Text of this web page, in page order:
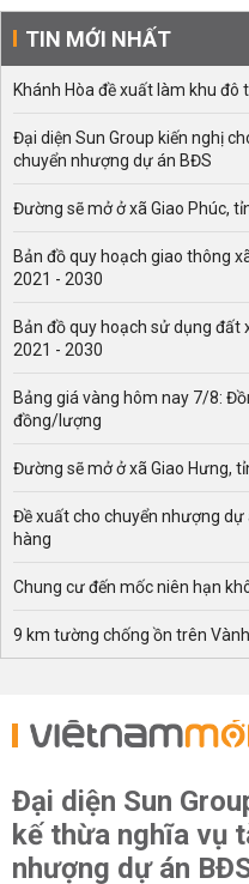
TIN MỚI NHẤT
Khánh Hòa đề xuất làm khu
Đại diện Sun Group kiến nghị
chuyển nhượng dự án BĐS
Đường sẽ mở ở xã Giao Phúc,
Bản đồ quy hoạch giao thông
2021 - 2030
Bản đồ quy hoạch sử dụng đất
2021 - 2030
Bảng giá vàng hôm nay 7/8:
đồng/lượng
Đường sẽ mở ở xã Giao Hưng,
Đề xuất cho chuyển nhượng
hàng
Chung cư đến mốc niên hạn
9 km tường chống ồn trên
Đại diện Sun
kế thừa nghĩa vụ
nhượng dự án